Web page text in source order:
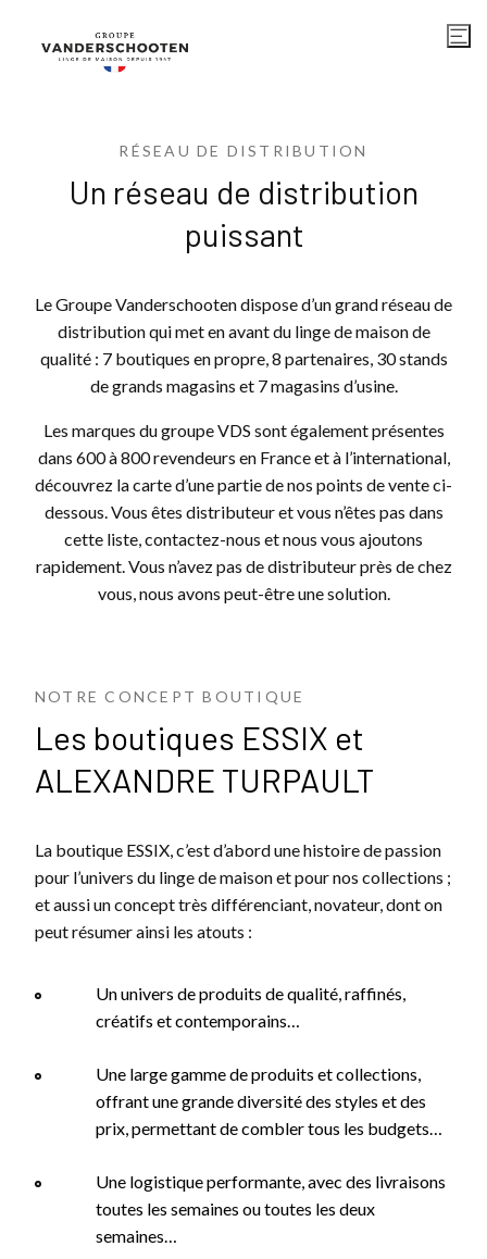
RÉSEAU DE DISTRIBUTION
Un réseau de distribution
puissant
Le Groupe Vanderschooten dispose d’un grand réseau de
distribution qui met en avant du linge de maison de
qualité : 7 boutiques en propre, 8 partenaires, 30 stands
de grands magasins et 7 magasins d’usine.
Les marques du groupe VDS sont également présentes
dans 600 à 800 revendeurs en France et à l’international,
découvrez la carte d’une partie de nos points de vente ci-
dessous. Vous êtes distributeur et vous n’êtes pas dans
cette liste, contactez-nous et nous vous ajoutons
rapidement. Vous n’avez pas de distributeur près de chez
vous, nous avons peut-être une solution.
NOTRE CONCEPT BOUTIQUE
Les boutiques ESSIX et
ALEXANDRE TURPAULT
La boutique ESSIX, c’est d’abord une histoire de passion
pour l’univers du linge de maison et pour nos collections ;
et aussi un concept très différenciant, novateur, dont on
peut résumer ainsi les atouts :
Un univers de produits de qualité, raffinés,
créatifs et contemporains…
Une large gamme de produits et collections,
offrant une grande diversité des styles et des
prix, permettant de combler tous les budgets…
Une logistique performante, avec des livraisons
toutes les semaines ou toutes les deux
semaines…